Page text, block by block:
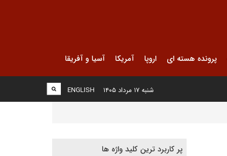
پرونده هسته ای اروپا آمریکا آسیا و آفریقا
ENGLISH شنبه ۱۷ مرداد ۱۴۰۵
پر کاربرد ترین کلید واژه ها